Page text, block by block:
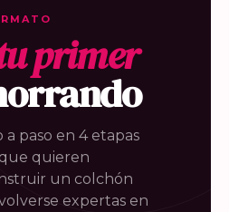
primer
a paso en 4 etapas
quieren
un colchón
expertas en